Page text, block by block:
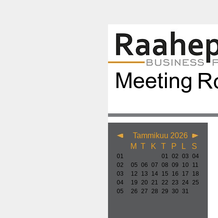
Tammikuu 2026
M T K T P L S
01 01 02 03 04
02
05 06 07 08 09 10
11
03
12 13 14 15 16 17
18
04
19 20 21 22 23 24 25
05
26 27 28 29 30 31